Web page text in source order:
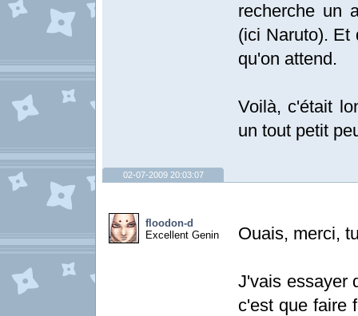
recherche un
(ici Naruto). Et
qu'on attend.
Voilà, c'était
un tout petit
02-07-2009 20:03:07
floodon-d
Excellent Genin
Ouais, merci,
J'vais essayer
c'est que faire